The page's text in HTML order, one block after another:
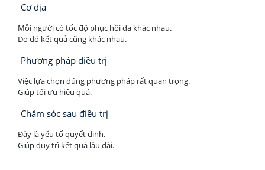
Cơ địa
Mỗi người có tốc độ phục hồi da khác nhau.
Do đó kết quả cũng khác nhau.
Phương pháp điều trị
Việc lựa chọn đúng phương pháp rất quan trọng.
Giúp tối ưu hiệu quả.
Chăm sóc sau điều trị
Đây là yếu tố quyết định.
Giúp duy trì kết quả lâu dài.